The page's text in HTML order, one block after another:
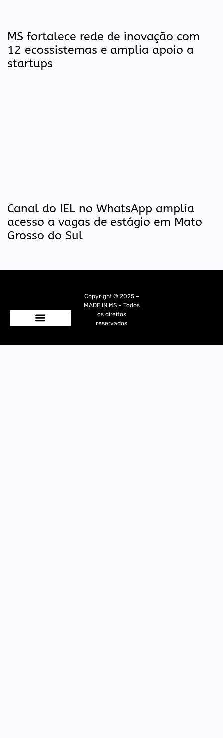
MS fortalece rede de inovação com
12 ecossistemas e amplia apoio a
startups
Canal do IEL no WhatsApp amplia
acesso a vagas de estágio em Mato
Grosso do Sul
Copyright © 2025 –
MADE IN MS – Todos
os direitos
reservados